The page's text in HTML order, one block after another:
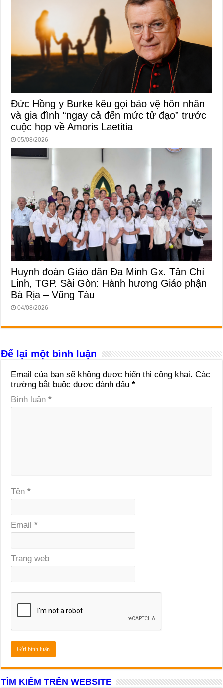
Đức Hồng y Burke kêu gọi bảo vệ hôn nhân
và gia đình “ngay cả đến mức tử đạo” trước
cuộc họp về Amoris Laetitia
05/08/2026
Huynh đoàn Giáo dân Đa Minh Gx. Tân Chí
Linh, TGP. Sài Gòn: Hành hương Giáo phận
Bà Rịa – Vũng Tàu
04/08/2026
Để lại một bình luận
Email của bạn sẽ không được hiển thị công khai. Các
trường bắt buộc được đánh dấu*
Bình luận*
Tên*
Email*
Trang web
TÌM KIẾM TRÊN WEBSITE